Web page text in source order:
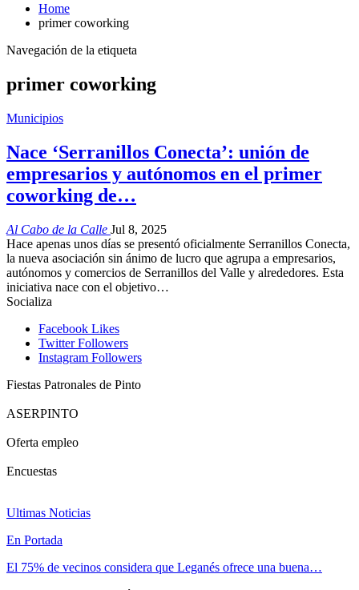
Home
primer coworking
Navegación de la etiqueta
primer coworking
Municipios
Nace ‘Serranillos Conecta’: unión de
empresarios y autónomos en el primer
coworking de…
Al Cabo de la Calle Jul 8, 2025
Hace apenas unos días se presentó oficialmente Serranillos Conecta,
la nueva asociación sin ánimo de lucro que agrupa a empresarios,
autónomos y comercios de Serranillos del Valle y alrededores. Esta
iniciativa nace con el objetivo…
Socializa
Facebook Likes
Twitter Followers
Instagram Followers
Fiestas Patronales de Pinto
ASERPINTO
Oferta empleo
Encuestas
Ultimas Noticias
En Portada
El 75% de vecinos considera que Leganés ofrece una buena…